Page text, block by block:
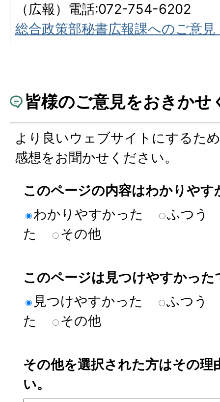
（広報）電話:072-754-6202
総合政策部秘書広報課へのご意
皆様のご意見をおきかせ
より良いウェブサイトにするた
感想をお聞かせください。
このページの内容はわかりやす
わかりやすかった
ふつう
た
その他
このページは見つけやすかった
見つけやすかった
ふつう
た
その他
その他を選択された方はその理
い。